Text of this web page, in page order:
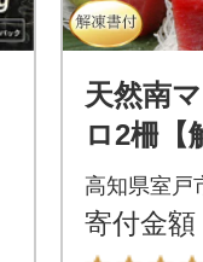
天然南
ロ2柵【
高知県室戸
寄付金額